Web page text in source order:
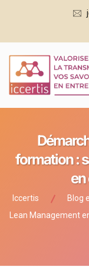
formation :
en
Iccertis Blog
Lean Management